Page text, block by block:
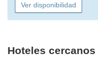
Ver disponibilidad
Hoteles cercanos